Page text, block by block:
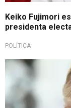
Keiko Fujimori
presidenta
POLÍTICA